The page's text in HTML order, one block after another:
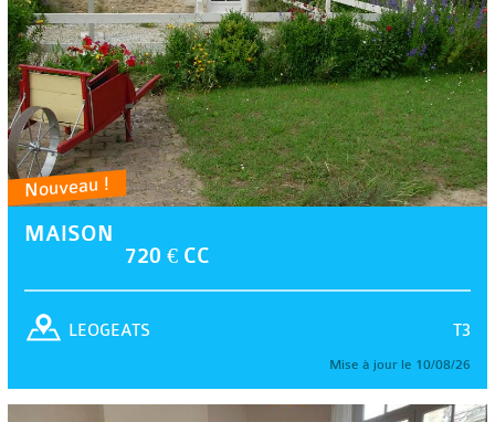
Nouveau !
MAISON
720 € CC
T3
LEOGEATS
Mise à jour le 10/08/26